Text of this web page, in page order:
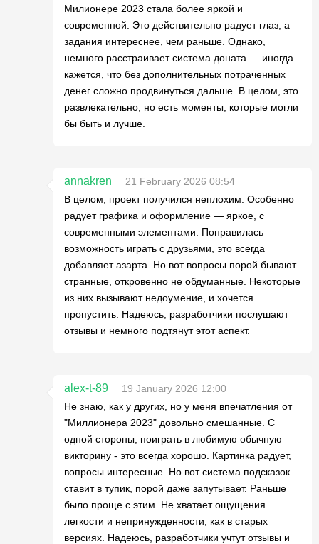
Милионере 2023 стала более яркой и
современной. Это действительно радует глаз, а
задания интереснее, чем раньше. Однако,
немного расстраивает система доната — иногда
кажется, что без дополнительных потраченных
денег сложно продвинуться дальше. В целом, это
развлекательно, но есть моменты, которые могли
бы быть и лучше.
annakren
21 February 2026 08:54
В целом, проект получился неплохим. Особенно
радует графика и оформление — яркое, с
современными элементами. Понравилась
возможность играть с друзьями, это всегда
добавляет азарта. Но вот вопросы порой бывают
странные, откровенно не обдуманные. Некоторые
из них вызывают недоумение, и хочется
пропустить. Надеюсь, разработчики послушают
отзывы и немного подтянут этот аспект.
alex-t-89
19 January 2026 12:00
Не знаю, как у других, но у меня впечатления от
"Миллионера 2023" довольно смешанные. С
одной стороны, поиграть в любимую обычную
викторину - это всегда хорошо. Картинка радует,
вопросы интересные. Но вот система подсказок
ставит в тупик, порой даже запутывает. Раньше
было проще с этим. Не хватает ощущения
легкости и непринужденности, как в старых
версиях. Надеюсь, разработчики учтут отзывы и